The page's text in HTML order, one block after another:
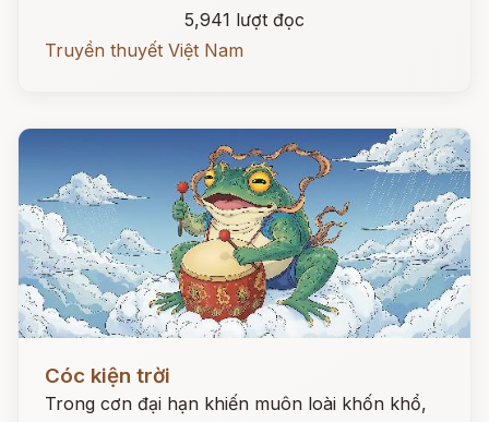
5,941 lượt đọc
Truyền thuyết Việt Nam
Cóc kiện trời
Trong cơn đại hạn khiến muôn loài khốn khổ,